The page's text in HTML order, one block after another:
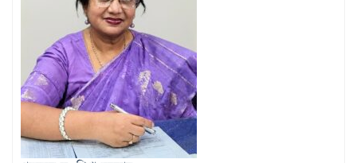
প্রফেসর ড. শিখা সরকার
অধ্যক্ষ
View Details →